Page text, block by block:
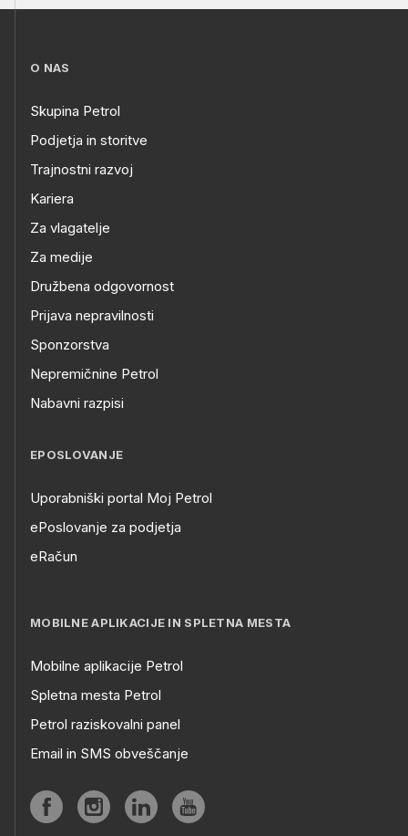
O NAS
Skupina Petrol
Podjetja in storitve
Trajnostni razvoj
Kariera
Za vlagatelje
Za medije
Družbena odgovornost
Prijava nepravilnosti
Sponzorstva
Nepremičnine Petrol
Nabavni razpisi
EPOSLOVANJE
Uporabniški portal Moj Petrol
ePoslovanje za podjetja
eRačun
MOBILNE APLIKACIJE IN SPLETNA MESTA
Mobilne aplikacije Petrol
Spletna mesta Petrol
Petrol raziskovalni panel
Email in SMS obveščanje